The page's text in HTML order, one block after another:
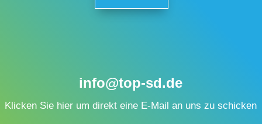
info@top-sd.de
Klicken Sie hier um direkt eine E-Mail an uns zu schicken